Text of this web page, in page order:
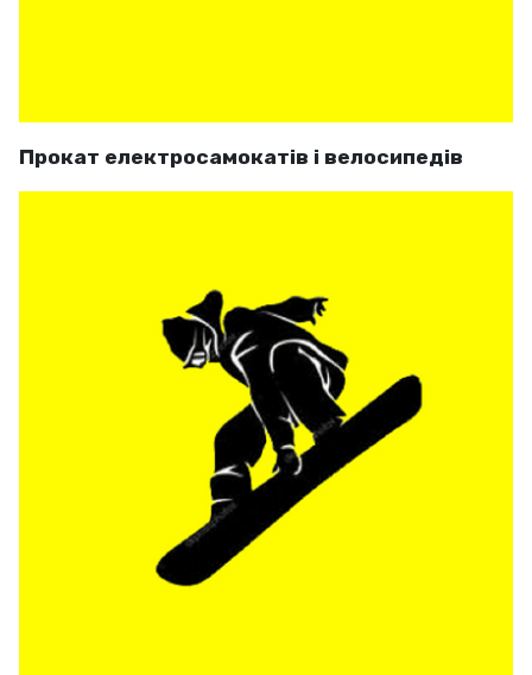
Прокат електросамокатів і велосипедів